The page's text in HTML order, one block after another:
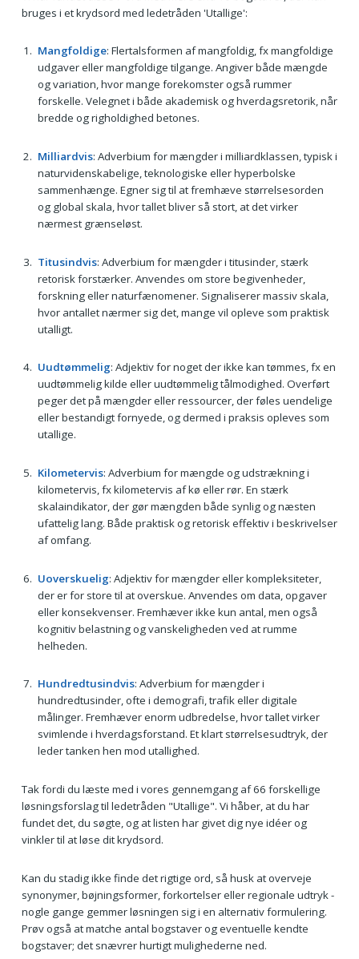
bruges i et krydsord med ledetråden 'Utallige':
Mangfoldige: Flertalsformen af mangfoldig, fx mangfoldige
udgaver eller mangfoldige tilgange. Angiver både mængde
og variation, hvor mange forekomster også rummer
forskelle. Velegnet i både akademisk og hverdagsretorik, når
bredde og righoldighed betones.
Milliardvis: Adverbium for mængder i milliardklassen, typisk i
naturvidenskabelige, teknologiske eller hyperbolske
sammenhænge. Egner sig til at fremhæve størrelsesorden
og global skala, hvor tallet bliver så stort, at det virker
nærmest grænseløst.
Titusindvis: Adverbium for mængder i titusinder, stærk
retorisk forstærker. Anvendes om store begivenheder,
forskning eller naturfænomener. Signaliserer massiv skala,
hvor antallet nærmer sig det, mange vil opleve som praktisk
utalligt.
Uudtømmelig: Adjektiv for noget der ikke kan tømmes, fx en
uudtømmelig kilde eller uudtømmelig tålmodighed. Overført
peger det på mængder eller ressourcer, der føles uendelige
eller bestandigt fornyede, og dermed i praksis opleves som
utallige.
Kilometervis: Adverbium for mængde og udstrækning i
kilometervis, fx kilometervis af kø eller rør. En stærk
skalaindikator, der gør mængden både synlig og næsten
ufattelig lang. Både praktisk og retorisk effektiv i beskrivelser
af omfang.
Uoverskuelig: Adjektiv for mængder eller kompleksiteter,
der er for store til at overskue. Anvendes om data, opgaver
eller konsekvenser. Fremhæver ikke kun antal, men også
kognitiv belastning og vanskeligheden ved at rumme
helheden.
Hundredtusindvis: Adverbium for mængder i
hundredtusinder, ofte i demografi, trafik eller digitale
målinger. Fremhæver enorm udbredelse, hvor tallet virker
svimlende i hverdagsforstand. Et klart størrelsesudtryk, der
leder tanken hen mod utallighed.
Tak fordi du læste med i vores gennemgang af 66 forskellige
løsningsforslag til ledetråden "Utallige". Vi håber, at du har
fundet det, du søgte, og at listen har givet dig nye idéer og
vinkler til at løse dit krydsord.
Kan du stadig ikke finde det rigtige ord, så husk at overveje
synonymer, bøjningsformer, forkortelser eller regionale udtryk -
nogle gange gemmer løsningen sig i en alternativ formulering.
Prøv også at matche antal bogstaver og eventuelle kendte
bogstaver; det snævrer hurtigt mulighederne ned.